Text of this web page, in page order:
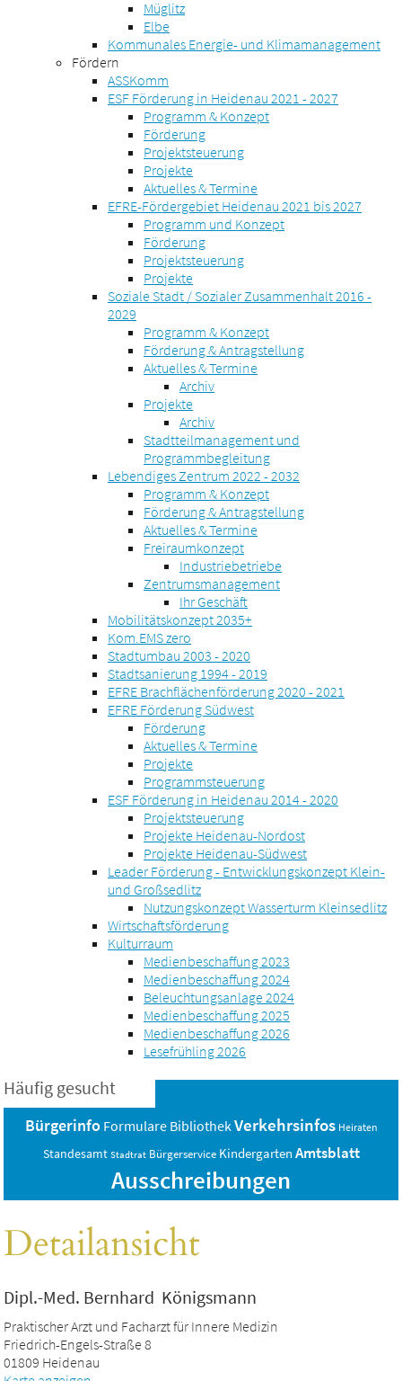
Müglitz
Elbe
Kommunales Energie- und Klimamanagement
Fördern
ASSKomm
ESF Förderung in Heidenau 2021 - 2027
Programm & Konzept
Förderung
Projektsteuerung
Projekte
Aktuelles & Termine
EFRE-Fördergebiet Heidenau 2021 bis 2027
Programm und Konzept
Förderung
Projektsteuerung
Projekte
Soziale Stadt / Sozialer Zusammenhalt 2016 -
2029
Programm & Konzept
Förderung & Antragstellung
Aktuelles & Termine
Archiv
Projekte
Archiv
Stadtteilmanagement und
Programmbegleitung
Lebendiges Zentrum 2022 - 2032
Programm & Konzept
Förderung & Antragstellung
Aktuelles & Termine
Freiraumkonzept
Industriebetriebe
Zentrumsmanagement
Ihr Geschäft
Mobilitätskonzept 2035+
Kom.EMS zero
Stadtumbau 2003 - 2020
Stadtsanierung 1994 - 2019
EFRE Brachflächenförderung 2020 - 2021
EFRE Förderung Südwest
Förderung
Aktuelles & Termine
Projekte
Programmsteuerung
ESF Förderung in Heidenau 2014 - 2020
Projektsteuerung
Projekte Heidenau-Nordost
Projekte Heidenau-Südwest
Leader Förderung - Entwicklungskonzept Klein-
und Großsedlitz
Nutzungskonzept Wasserturm Kleinsedlitz
Wirtschaftsförderung
Kulturraum
Medienbeschaffung 2023
Medienbeschaffung 2024
Beleuchtungsanlage 2024
Medienbeschaffung 2025
Medienbeschaffung 2026
Lesefrühling 2026
Häufig gesucht
Bürgerinfo Formulare BibliothekVerkehrsinfos Heiraten
Standesamt Stadtrat Bürgerservice Kindergarten Amtsblatt
Ausschreibungen
Detailansicht
Dipl.-Med. Bernhard Königsmann
Praktischer Arzt und Facharzt für Innere Medizin
Friedrich-Engels-Straße 8
01809 Heidenau